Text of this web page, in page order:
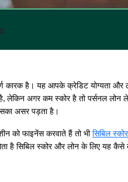
कारक है। यह आपके क्रेडिट योग्यता
लेकिन अगर कम स्कोर है तो पर्सनल लोन
असर पड़ता है।
को फाइनेंस करवाते हैं तो भी सिबिल
है सिबिल स्कोर और लोन के लिए यह कैसे